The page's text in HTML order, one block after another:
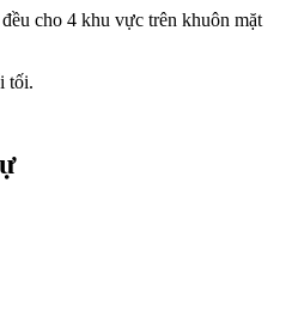
cho 4 khu vực trên khuôn mặt
tối.